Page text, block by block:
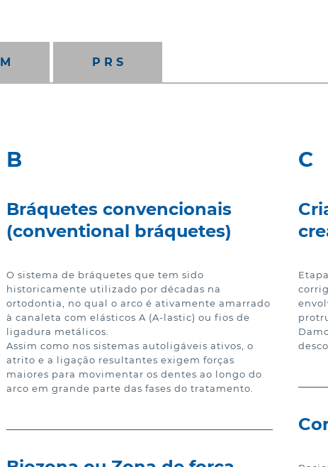
Polska (Polski)
Schweiz (Deutsch)
Sweden (Svenska)
P R S
B
Bráquetes convencionais
(conventional bráquetes)
O sistema de bráquetes que tem sido
historicamente utilizado por décadas na
ortodontia, no qual o arco é ativamente amarrado
à canaleta com elásticos A (A-lastic) ou fios de
ligadura metálicos.
Assim como nos sistemas autoligáveis ativos, o
atrito e a ligação resultantes exigem forças
maiores para movimentar os dentes ao longo do
arco em grande parte das fases do tratamento.
C